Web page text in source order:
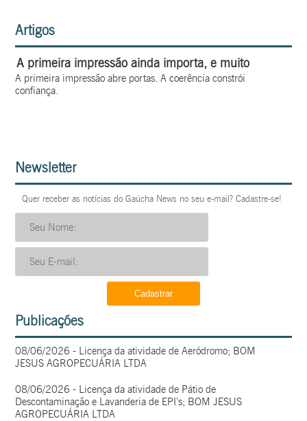
Artigos
A primeira impressão ainda importa, e muito
A primeira impressão abre portas. A coerência constrói
confiança.
Newsletter
Quer receber as notícias do Gaúcha News no seu e-mail? Cadastre-se!
Publicações
08/06/2026 - Licença da atividade de Aeródromo; BOM
JESUS AGROPECUÁRIA LTDA
08/06/2026 - Licença da atividade de Pátio de
Descontaminação e Lavanderia de EPI’s; BOM JESUS
AGROPECUÁRIA LTDA